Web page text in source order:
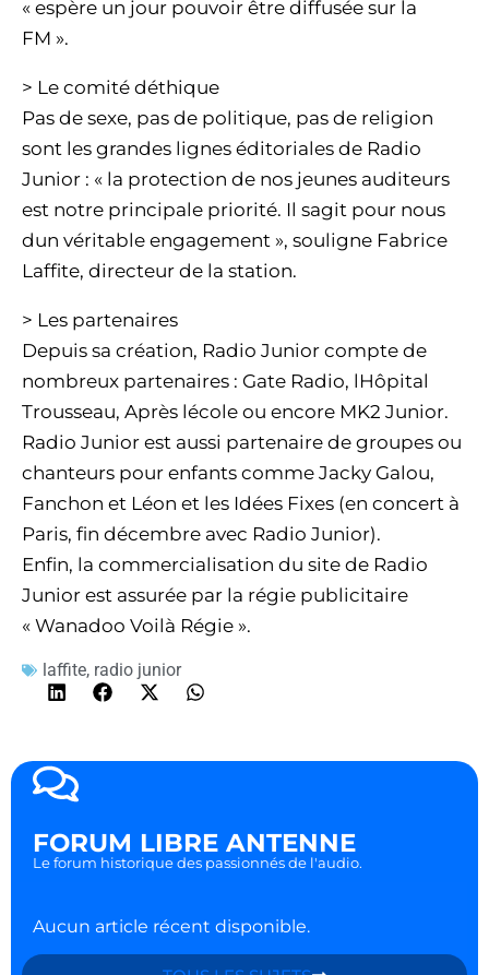
« espère un jour pouvoir être diffusée sur la
FM ».
> Le comité déthique
Pas de sexe, pas de politique, pas de religion
sont les grandes lignes éditoriales de Radio
Junior : « la protection de nos jeunes auditeurs
est notre principale priorité. Il sagit pour nous
dun véritable engagement », souligne Fabrice
Laffite, directeur de la station.
> Les partenaires
Depuis sa création, Radio Junior compte de
nombreux partenaires : Gate Radio, lHôpital
Trousseau, Après lécole ou encore MK2 Junior.
Radio Junior est aussi partenaire de groupes ou
chanteurs pour enfants comme Jacky Galou,
Fanchon et Léon et les Idées Fixes (en concert à
Paris, fin décembre avec Radio Junior).
Enfin, la commercialisation du site de Radio
Junior est assurée par la régie publicitaire
« Wanadoo Voilà Régie ».
laffite, radio junior
FORUM LIBRE ANTENNE
Le forum historique des passionnés de l'audio.
Aucun article récent disponible.